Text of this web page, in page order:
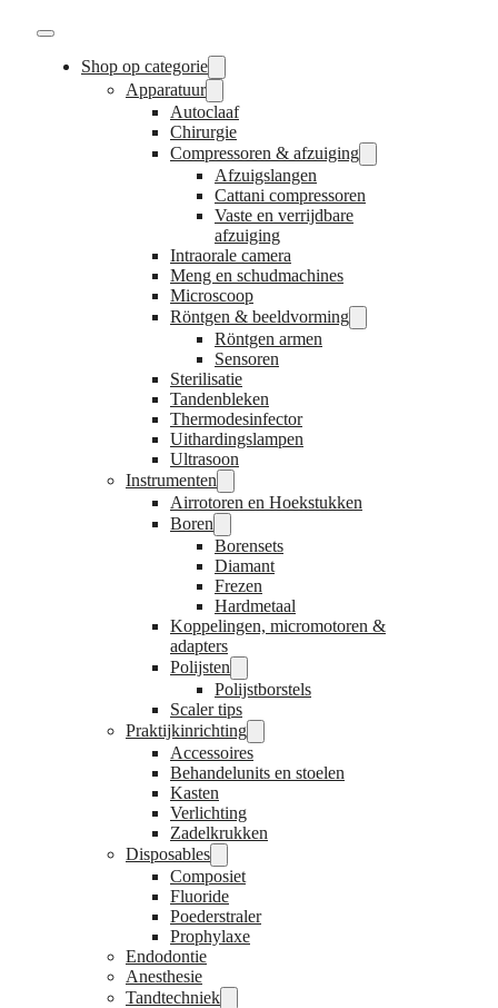
Shop op categorie
Apparatuur
Autoclaaf
Chirurgie
Compressoren & afzuiging
Afzuigslangen
Cattani compressoren
Vaste en verrijdbare
afzuiging
Intraorale camera
Meng en schudmachines
Microscoop
Röntgen & beeldvorming
Röntgen armen
Sensoren
Sterilisatie
Tandenbleken
Thermodesinfector
Uithardingslampen
Ultrasoon
Instrumenten
Airrotoren en Hoekstukken
Boren
Borensets
Diamant
Frezen
Hardmetaal
Koppelingen, micromotoren &
adapters
Polijsten
Polijstborstels
Scaler tips
Praktijkinrichting
Accessoires
Behandelunits en stoelen
Kasten
Verlichting
Zadelkrukken
Disposables
Composiet
Fluoride
Poederstraler
Prophylaxe
Endodontie
Anesthesie
Tandtechniek